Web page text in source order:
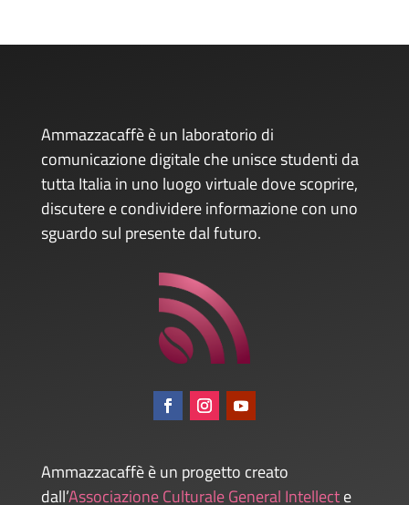
Ammazzacaffè è un laboratorio di
comunicazione digitale che unisce studenti da
tutta Italia in uno luogo virtuale dove scoprire,
discutere e condividere informazione con uno
sguardo sul presente dal futuro.
Ammazzacaffè è un progetto creato
dall’Associazione Culturale General Intellecte